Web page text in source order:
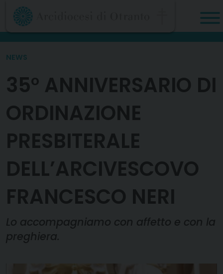
Skip
content
NEWS
35° ANNIVERSARIO DI
ORDINAZIONE
PRESBITERALE
DELL’ARCIVESCOVO
FRANCESCO NERI
Lo accompagniamo con affetto e con la
preghiera.